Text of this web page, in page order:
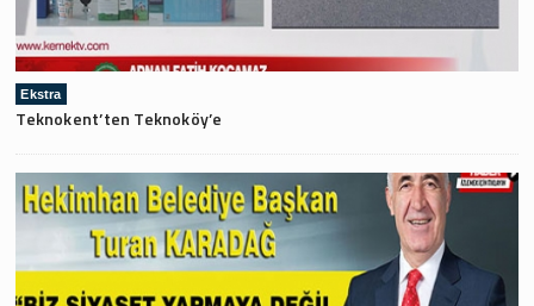
Ekstra
Teknokent’ten Teknoköy’e